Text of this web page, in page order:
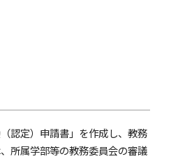
認定）申請書」を作成し、教務
所属学部等の教務委員会の審議